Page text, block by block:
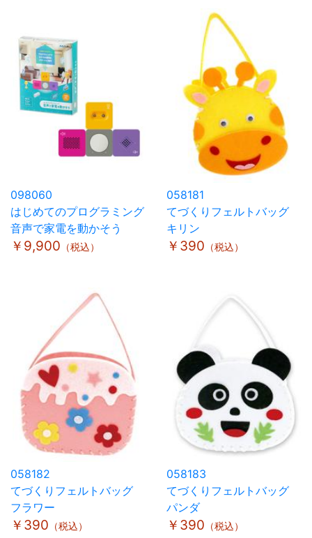
098060
はじめてのプログラミング
音声で家電を動かそう
￥9,900 （税込）
058181
てづくりフェルトバッグ
キリン
￥390 （税込）
058182
てづくりフェルトバッグ
フラワー
￥390 （税込）
058183
てづくりフェルトバッグ
パンダ
￥390 （税込）